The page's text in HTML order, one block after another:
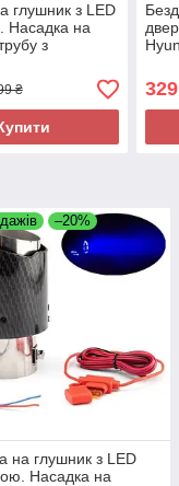
глушник з LED
Насадка на
з
₴
led
329
–20%
на глушник з LED
Насадка на